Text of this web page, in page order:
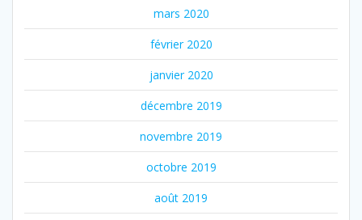
mars 2020
février 2020
janvier 2020
décembre 2019
novembre 2019
octobre 2019
août 2019